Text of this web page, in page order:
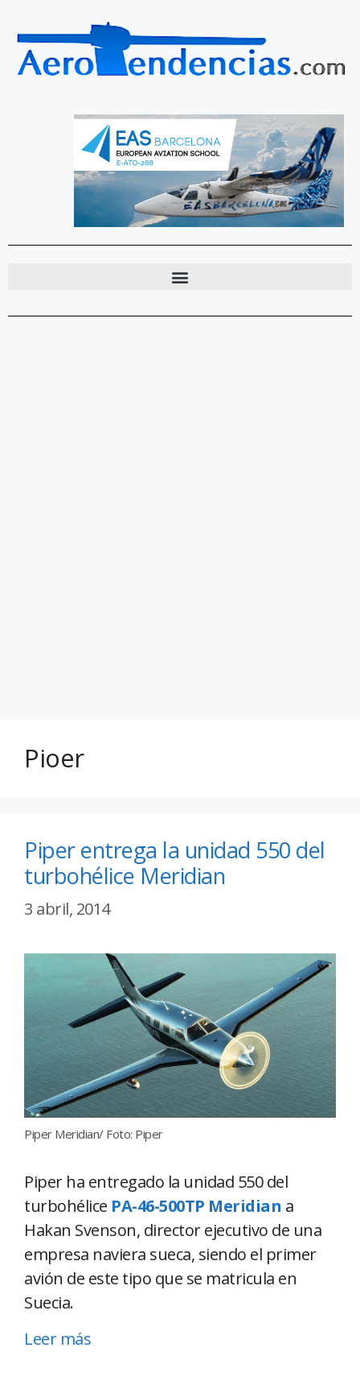
Pioer
Piper entrega la unidad 550 del
turbohélice Meridian
3 abril, 2014
Piper Meridian/ Foto: Piper
Piper ha entregado la unidad 550 del
turbohélice PA-46-500TP Meridian a
Hakan Svenson, director ejecutivo de una
empresa naviera sueca, siendo el primer
avión de este tipo que se matricula en
Suecia.
Leer más